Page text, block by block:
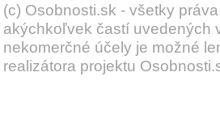
(c) Osobnosti.sk - všetky
akýchkoľvek častí uvedených
nekomerčné účely je možné
realizátora projektu